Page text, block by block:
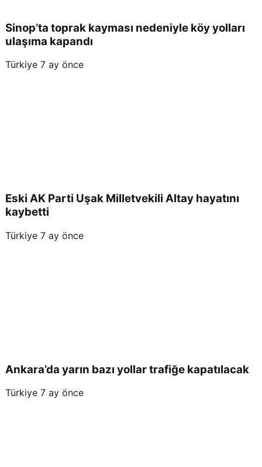
Sinop’ta toprak kayması nedeniyle köy yolları
ulaşıma kapandı
Türkiye 7 ay önce
Eski AK Parti Uşak Milletvekili Altay hayatını
kaybetti
Türkiye 7 ay önce
Ankara’da yarın bazı yollar trafiğe kapatılacak
Türkiye 7 ay önce